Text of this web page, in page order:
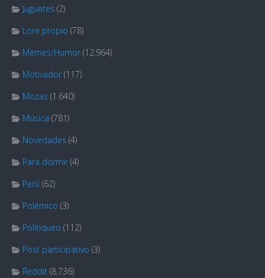
Juguetes (2)
Lore propio (78)
Memes/Humor (12.964)
Motivador (117)
Mozas (1.640)
Música (781)
Novedades (4)
Para dormir (4)
Perú (62)
Polémico (3)
Politiqueo (112)
Post participativo (3)
Reddit (8.736)